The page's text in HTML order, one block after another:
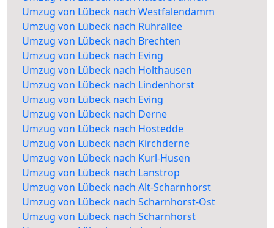
Umzug von Lübeck nach Westfalendamm
Umzug von Lübeck nach Ruhrallee
Umzug von Lübeck nach Brechten
Umzug von Lübeck nach Eving
Umzug von Lübeck nach Holthausen
Umzug von Lübeck nach Lindenhorst
Umzug von Lübeck nach Eving
Umzug von Lübeck nach Derne
Umzug von Lübeck nach Hostedde
Umzug von Lübeck nach Kirchderne
Umzug von Lübeck nach Kurl-Husen
Umzug von Lübeck nach Lanstrop
Umzug von Lübeck nach Alt-Scharnhorst
Umzug von Lübeck nach Scharnhorst-Ost
Umzug von Lübeck nach Scharnhorst